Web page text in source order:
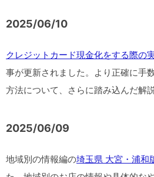
2025/06/10
クレジットカード現金化をする際の
事が更新されました。より正確に手
方法について、さらに踏み込んだ解
2025/06/09
地域別の情報編の埼玉県 大宮・浦和